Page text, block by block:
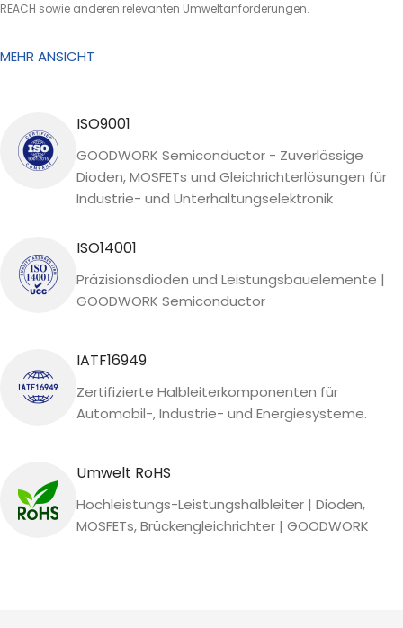
REACH sowie anderen relevanten Umweltanforderungen.
MEHR ANSICHT
ISO9001
GOODWORK Semiconductor - Zuverlässige
Dioden, MOSFETs und Gleichrichterlösungen für
Industrie- und Unterhaltungselektronik
ISO14001
Präzisionsdioden und Leistungsbauelemente |
GOODWORK Semiconductor
IATF16949
Zertifizierte Halbleiterkomponenten für
Automobil-, Industrie- und Energiesysteme.
Umwelt RoHS
Hochleistungs-Leistungshalbleiter | Dioden,
MOSFETs, Brückengleichrichter | GOODWORK